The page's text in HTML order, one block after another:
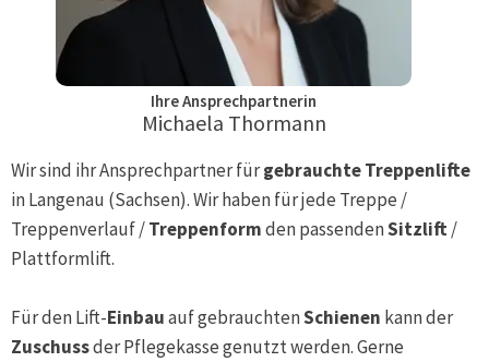
Ihre Ansprechpartnerin
Michaela Thormann
Wir sind ihr Ansprechpartner fürgebrauchte Treppenlifte
inLangenau (Sachsen). Wir haben für jede Treppe /
Treppenverlauf /Treppenformden passendenSitzlift/
Plattformlift.
Für den Lift-Einbauauf gebrauchtenSchienen kann der
Zuschussder Pflegekasse genutzt werden. Gerne